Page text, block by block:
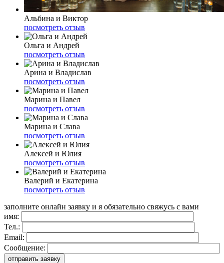
Альбина и Виктор
посмотреть отзыв
Ольга и Андрей
посмотреть отзыв
Арина и Владислав
посмотреть отзыв
Марина и Павел
посмотреть отзыв
Марина и Слава
посмотреть отзыв
Алексей и Юлия
посмотреть отзыв
Валерий и Екатерина
посмотреть отзыв
заполните онлайн заявку и я обязательно свяжусь с вами
имя:
Тел.:
Email:
Сообщение: